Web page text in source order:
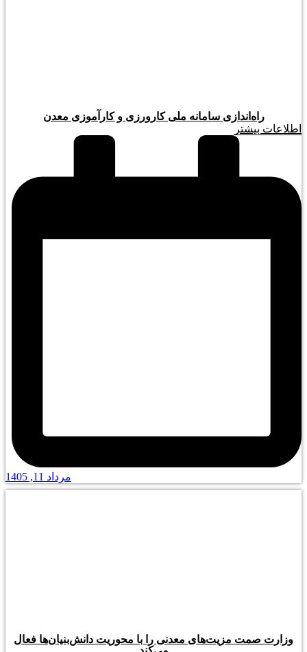
راه‌اندازی سامانه ملی کارورزی و کارآموزی معدن
اطلاعات بیشتر
مرداد 11, 1405
وزارت صمت مزیت‌های معدنی را با محوریت دانش‌بنیان‌ها فعال